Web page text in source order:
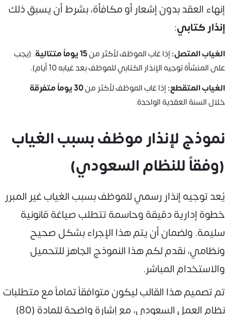
إنهاء العقد بدون إشعار أو مكافأة، بشرط أن يسبق ذلك
إنذار كتابي:
الغياب المتصل:إذا غاب الموظف لأكثر من15 يوماً متتالية
. (يجب
على المنشأة توجيه الإنذار الكتابي للموظف بعد غيابه 10 أيام).
الغياب المتقطع:إذا غاب الموظف لأكثر من30 يوماً متفرقة
خلال السنة العقدية الواحدة.
نموذج لإنذار موظف بسبب الغياب
(وفقاً للنظام السعودي)
يُعد توجيه إنذار رسمي للموظف بسبب الغياب غير المبرر
خطوة إدارية دقيقة وحاسمة تتطلب صياغة قانونية
سليمة. ولضمان أن يتم هذا الإجراء بشكل صحيح
ونظامي، نقدم لكم هذا النموذج الجاهز للتحميل
والاستخدام المباشر.
تم تصميم هذا القالب ليكون متوافقاً تماماً مع متطلبات
نظام العمل السعودي، مع إشارة واضحة للمادة (80)